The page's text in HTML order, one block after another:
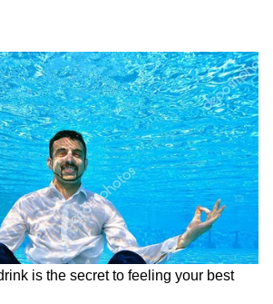
মাথাপিছু ৭ কেজি খাদ্যশস্য
News
নিয়মিত বা স্থায়ী সরকারি